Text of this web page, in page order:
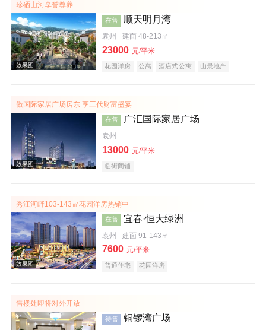
效果图
效果图
珍硒山河享誉尊养
效果图
在售 顺天明月湾
袁州 建面 48-213㎡
23000 元/平米
花园洋房 公寓 酒店式公寓
山景地产
做国际家居广场房东 享三代财富盛宴
在售 广汇国际家居广场
袁州
13000 元/平米
临街商铺
秀江河畔103-143㎡花园洋房热销中
在售 宜春·恒大绿洲
袁州 建面 91-143㎡
7600 元/平米
普通住宅 花园洋房
售楼处即将对外开放
待售 铜锣湾广场